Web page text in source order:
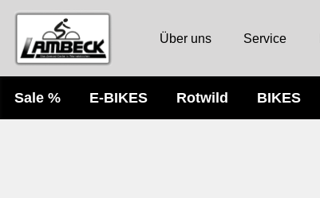
Über uns Service
Sale % E-BIKES Rotwild BIKES